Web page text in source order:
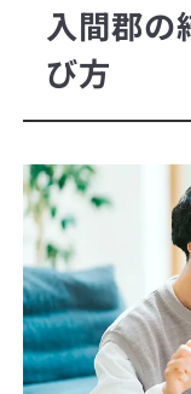
入間郡の
び方